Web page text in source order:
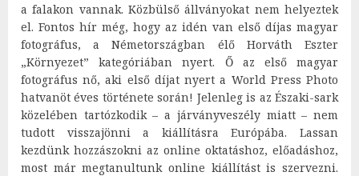
a falakon vannak. Közbülső állványokat nem helyeztek
el. Fontos hír még, hogy az idén van első díjas magyar
fotográfus, a Németországban élő Horváth Eszter
„Környezet” kategóriában nyert. Ő az első magyar
fotográfus nő, aki első díjat nyert a World Press Photo
hatvanöt éves története során! Jelenleg is az Északi-sark
közelében tartózkodik – a járványveszély miatt – nem
tudott visszajönni a kiállításra Európába. Lassan
kezdünk hozzászokni az online oktatáshoz, előadáshoz,
most már megtanultunk online kiállítást is szervezni.